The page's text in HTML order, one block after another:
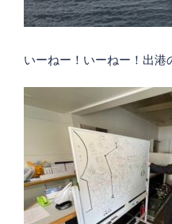
いーねー！いーねー！出